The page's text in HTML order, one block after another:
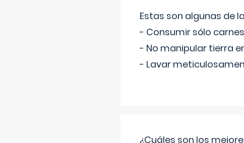
Estas son algunas de
- Consumir sólo
- No manipular tierra
- Lavar
¿Cuáles son los